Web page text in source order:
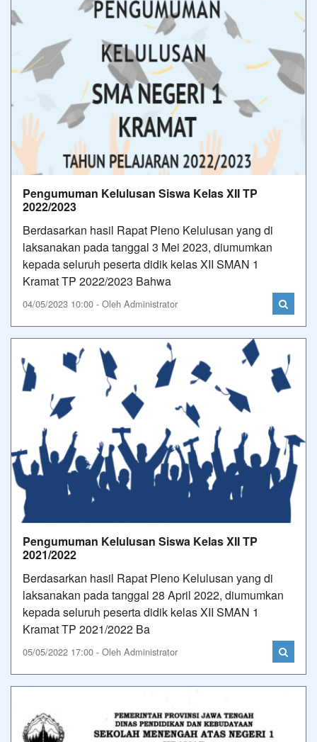
Pengumuman Kelulusan Siswa Kelas XII TP
2022/2023
Berdasarkan hasil Rapat Pleno Kelulusan yang di
laksanakan pada tanggal 3 Mei 2023, diumumkan
kepada seluruh peserta didik kelas XII SMAN 1
Kramat TP 2022/2023 Bahwa
04/05/2023 10:00 - Oleh Administrator
Pengumuman Kelulusan Siswa Kelas XII TP
2021/2022
Berdasarkan hasil Rapat Pleno Kelulusan yang di
laksanakan pada tanggal 28 April 2022, diumumkan
kepada seluruh peserta didik kelas XII SMAN 1
Kramat TP 2021/2022 Ba
05/05/2022 17:00 - Oleh Administrator